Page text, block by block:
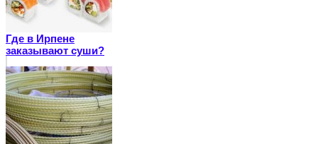
Где в Ирпене
заказывают суши?